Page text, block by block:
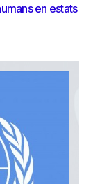
en estats